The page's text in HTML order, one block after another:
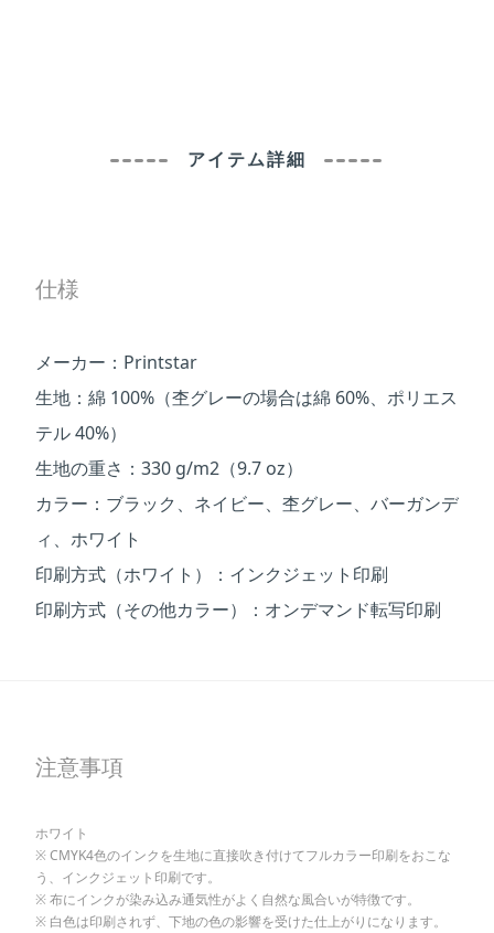
アイテム詳細
仕様
メーカー：Printstar
生地：綿 100%（杢グレーの場合は綿 60%、ポリエス
テル 40%）
生地の重さ：330 g/m2（9.7 oz）
カラー：ブラック、ネイビー、杢グレー、バーガンデ
ィ、ホワイト
印刷方式（ホワイト）：インクジェット印刷
印刷方式（その他カラー）：オンデマンド転写印刷
注意事項
ホワイト
※ CMYK4色のインクを生地に直接吹き付けてフルカラー印刷をおこな
う、インクジェット印刷です。
※ 布にインクが染み込み通気性がよく自然な風合いが特徴です。
※ 白色は印刷されず、下地の色の影響を受けた仕上がりになります。